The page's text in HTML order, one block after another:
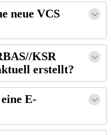
neue VCS
KSR
erstellt?
E-